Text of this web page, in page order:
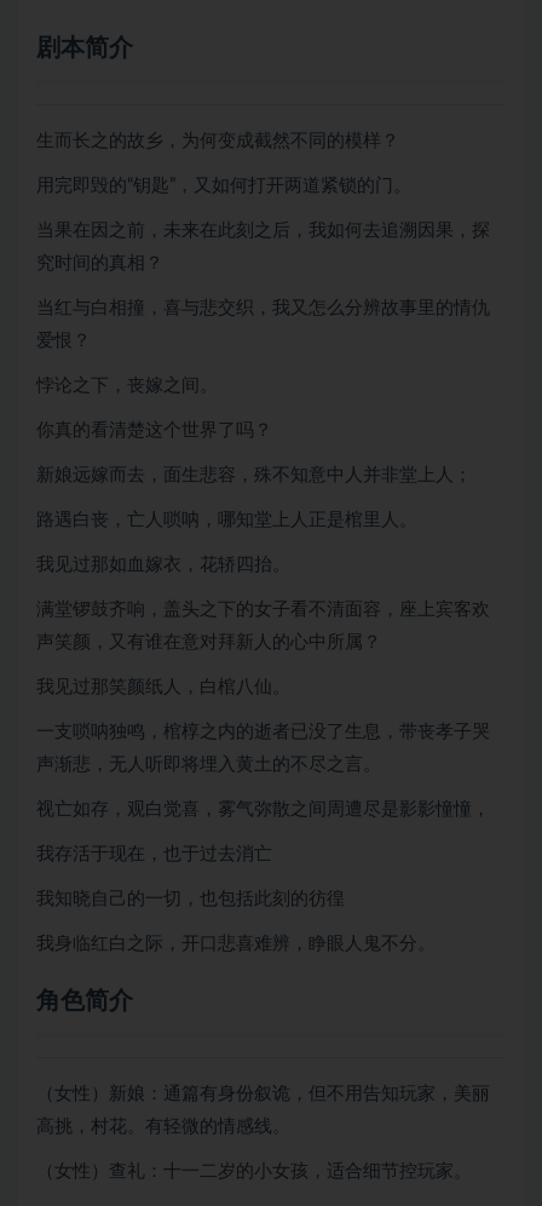
剧本简介
生而长之的故乡，为何变成截然不同的模样？
用完即毁的“钥匙”，又如何打开两道紧锁的门。
当果在因之前，未来在此刻之后，我如何去追溯因果，探
究时间的真相？
当红与白相撞，喜与悲交织，我又怎么分辨故事里的情仇
爱恨？
悖论之下，丧嫁之间。
你真的看清楚这个世界了吗？
新娘远嫁而去，面生悲容，殊不知意中人并非堂上人；
路遇白丧，亡人唢呐，哪知堂上人正是棺里人。
我见过那如血嫁衣，花轿四抬。
满堂锣鼓齐响，盖头之下的女子看不清面容，座上宾客欢
声笑颜，又有谁在意对拜新人的心中所属？
我见过那笑颜纸人，白棺八仙。
一支唢呐独鸣，棺椁之内的逝者已没了生息，带丧孝子哭
声渐悲，无人听即将埋入黄土的不尽之言。
视亡如存，观白觉喜，雾气弥散之间周遭尽是影影憧憧，
我存活于现在，也于过去消亡
我知晓自己的一切，也包括此刻的彷徨
我身临红白之际，开口悲喜难辨，睁眼人鬼不分。
角色简介
（女性）新娘：通篇有身份叙诡，但不用告知玩家，美丽
高挑，村花。有轻微的情感线。
（女性）查礼：十一二岁的小女孩，适合细节控玩家。